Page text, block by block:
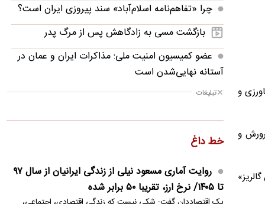
کشاورزی و
و
«مال گالریز»
چرا «تفاهم‌نامه اسلام‌آباد» سند پیروزی ایران است؟
بازگشت مسی به زادگاهش پس از مرگ پدر
عضو کمیسیون امنیت ملی: مذاکرات ایران و عمان در
آستانه نهایی‌شدن است
سرطان جو بایدن به کل بدنش سرایت کرد
آسمان رنگارنگ در فستیوال بین‌المللی بالن
درخواست پنتاگون از شرکت‌های نظامی آمریکا برای
قیمت موبایل‌ | جدول کامل قیمت گوشی‌های بازار
امروز
تبلیغات
خط داغ
روایت آماری مسعود نیلی از زندگی ایرانیان از سال ۹۷
تا ۱۴۰۵/ نرخ ارز، تقریبا ۵۰ برابر شده